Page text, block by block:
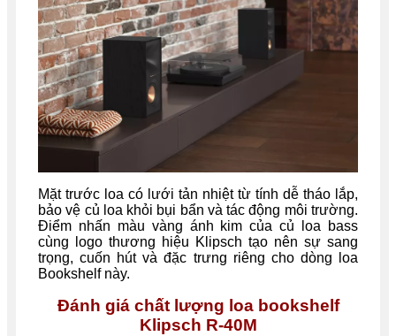
Mặt trước loa có lưới tản nhiệt từ tính dễ tháo lắp,
bảo vệ củ loa khỏi bụi bẩn và tác động môi trường.
Điểm nhấn màu vàng ánh kim của củ loa bass
cùng logo thương hiệu Klipsch tạo nên sự sang
trọng, cuốn hút và đặc trưng riêng cho dòng loa
Bookshelf này.
Đánh giá chất lượng loa bookshelf
Klipsch R-40M